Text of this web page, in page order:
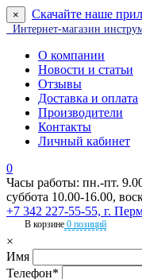
× Скачайте наше
Интернет-магазин
О компании
Новости и статьи
Отзывы
Доставка и оплата
Производители
Контакты
Личный кабинет
0
Часы работы: пн.-пт.
суббота 10.00-16.00,
+7 342 227-55-55, г.
В корзине 0 позиций
×
Имя
Телефон*